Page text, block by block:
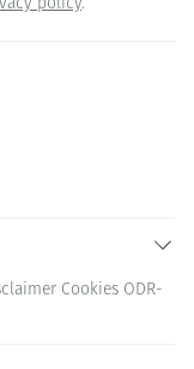
policy.
Cookies ODR-